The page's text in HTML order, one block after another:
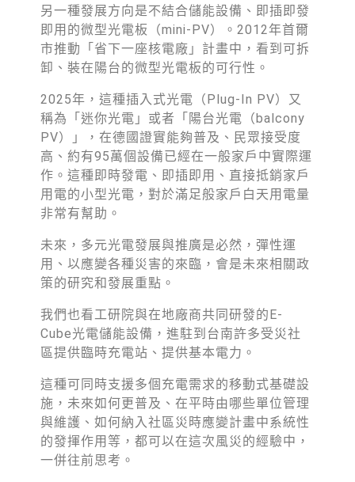
另一種發展方向是不結合儲能設備、即插即發
即用的微型光電板（mini-PV）。2012年首爾
市推動「省下一座核電廠」計畫中，看到可拆
卸、裝在陽台的微型光電板的可行性。
2025年，這種插入式光電（Plug-In PV）又
稱為「迷你光電」或者「陽台光電（balcony
PV）」，在德國證實能夠普及、民眾接受度
高、約有95萬個設備已經在一般家戶中實際運
作。這種即時發電、即插即用、直接抵銷家戶
用電的小型光電，對於滿足般家戶白天用電量
非常有幫助。
未來，多元光電發展與推廣是必然，彈性運
用、以應變各種災害的來臨，會是未來相關政
策的研究和發展重點。
我們也看工研院與在地廠商共同研發的E-
Cube光電儲能設備，進駐到台南許多受災社
區提供臨時充電站、提供基本電力。
這種可同時支援多個充電需求的移動式基礎設
施，未來如何更普及、在平時由哪些單位管理
與維護、如何納入社區災時應變計畫中系統性
的發揮作用等，都可以在這次風災的經驗中，
一併往前思考。